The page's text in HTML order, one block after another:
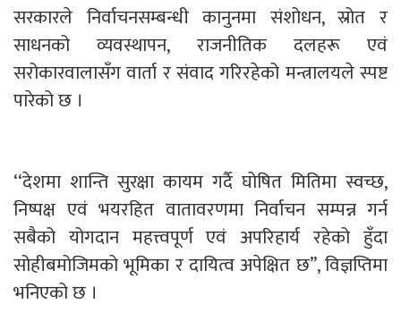
सरकारले निर्वाचनसम्बन्धी कानुनमा संशोधन, स्रोत र
साधनको व्यवस्थापन, राजनीतिक दलहरू एवं
सरोकारवालासँग वार्ता र संवाद गरिरहेको मन्त्रालयले स्पष्ट
पारेको छ ।
‘‘देशमा शान्ति सुरक्षा कायम गर्दै घोषित मितिमा स्वच्छ,
निष्पक्ष एवं भयरहित वातावरणमा निर्वाचन सम्पन्न गर्न
सबैको योगदान महत्त्वपूर्ण एवं अपरिहार्य रहेको हुँदा
सोहीबमोजिमको भूमिका र दायित्व अपेक्षित छ”, विज्ञप्तिमा
भनिएको छ ।